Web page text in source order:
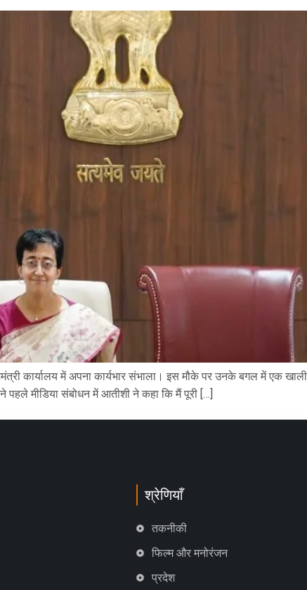
कार्यालय में अपना कार्यभार संभाला। इस मौके पर उनके बगल में एक
मीडिया संबोधन में आतीशी ने कहा कि मैं पूरी […]
श्रेणियाँ
तकनीकी
फिल्म और मनोरंजन
प्रदेश